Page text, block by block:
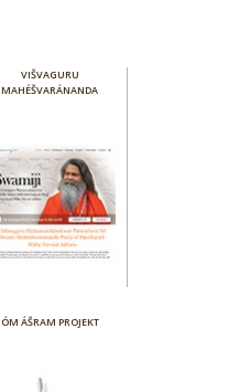
VIŠVAGURU
MAHÉŠVARÁNANDA
ÓM ÁŠRAM PROJEKT